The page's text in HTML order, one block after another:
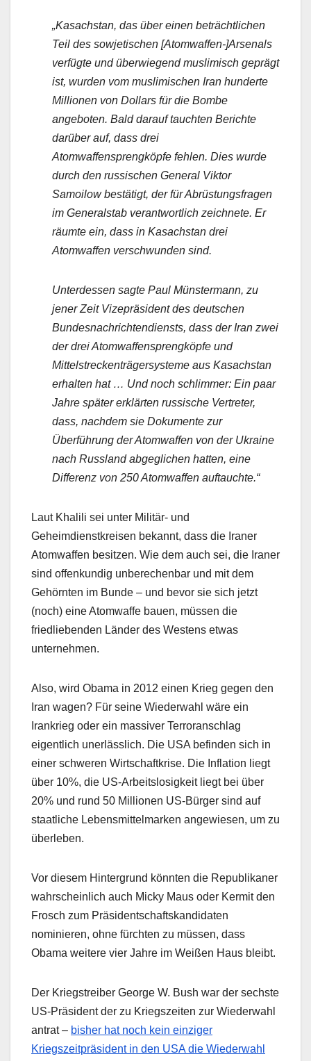
„Kasachstan, das über einen beträchtlichen
Teil des sowjetischen [Atomwaffen-]Arsenals
verfügte und überwiegend muslimisch geprägt
ist, wurden vom muslimischen Iran hunderte
Millionen von Dollars für die Bombe
angeboten. Bald darauf tauchten Berichte
darüber auf, dass drei
Atomwaffensprengköpfe fehlen. Dies wurde
durch den russischen General Viktor
Samoilow bestätigt, der für Abrüstungsfragen
im Generalstab verantwortlich zeichnete. Er
räumte ein, dass in Kasachstan drei
Atomwaffen verschwunden sind.
Unterdessen sagte Paul Münstermann, zu
jener Zeit Vizepräsident des deutschen
Bundesnachrichtendiensts, dass der Iran zwei
der drei Atomwaffensprengköpfe und
Mittelstreckenträgersysteme aus Kasachstan
erhalten hat … Und noch schlimmer: Ein paar
Jahre später erklärten russische Vertreter,
dass, nachdem sie Dokumente zur
Überführung der Atomwaffen von der Ukraine
nach Russland abgeglichen hatten, eine
Differenz von 250 Atomwaffen auftauchte.“
Laut Khalili sei unter Militär- und
Geheimdienstkreisen bekannt, dass die Iraner
Atomwaffen besitzen. Wie dem auch sei, die Iraner
sind offenkundig unberechenbar und mit dem
Gehörnten im Bunde – und bevor sie sich jetzt
(noch) eine Atomwaffe bauen, müssen die
friedliebenden Länder des Westens etwas
unternehmen.
Also, wird Obama in 2012 einen Krieg gegen den
Iran wagen? Für seine Wiederwahl wäre ein
Irankrieg oder ein massiver Terroranschlag
eigentlich unerlässlich. Die USA befinden sich in
einer schweren Wirtschaftkrise. Die Inflation liegt
über 10%, die US-Arbeitslosigkeit liegt bei über
20% und rund 50 Millionen US-Bürger sind auf
staatliche Lebensmittelmarken angewiesen, um zu
überleben.
Vor diesem Hintergrund könnten die Republikaner
wahrscheinlich auch Micky Maus oder Kermit den
Frosch zum Präsidentschaftskandidaten
nominieren, ohne fürchten zu müssen, dass
Obama weitere vier Jahre im Weißen Haus bleibt.
Der Kriegstreiber George W. Bush war der sechste
US-Präsident der zu Kriegszeiten zur Wiederwahl
antrat – bisher hat noch kein einziger
Kriegszeitpräsident in den USA die Wiederwahl